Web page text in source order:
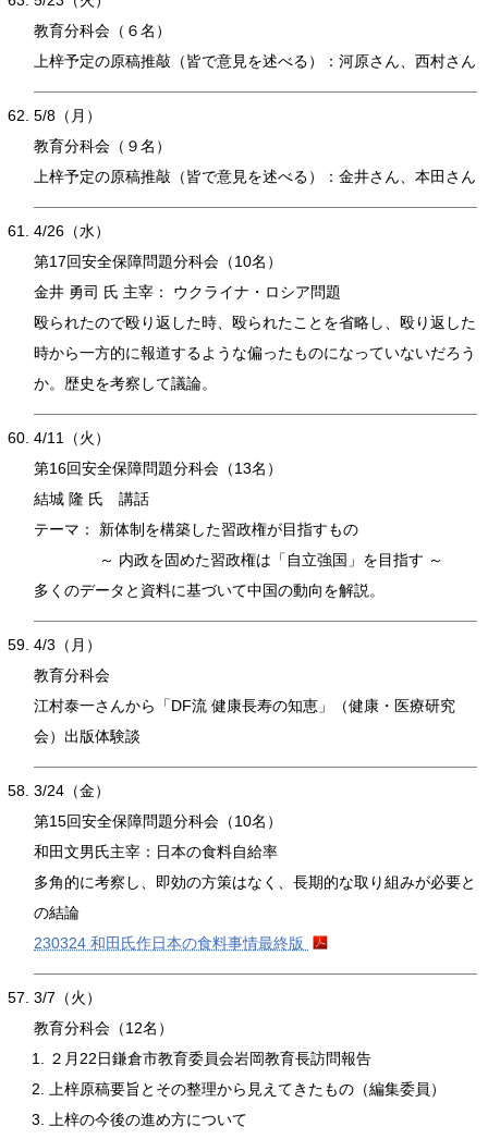
教育分科会（６名）
上梓予定の原稿推敲（皆で意見を述べる）：河原さん、西村さん
5/8（月）
教育分科会（９名）
上梓予定の原稿推敲（皆で意見を述べる）：金井さん、本田さん
4/26（水）
第17回安全保障問題分科会（10名）
金井 勇司 氏 主宰： ウクライナ・ロシア問題
殴られたので殴り返した時、殴られたことを省略し、殴り返した
時から一方的に報道するような偏ったものになっていないだろう
か。歴史を考察して議論。
4/11（火）
第16回安全保障問題分科会（13名）
結城 隆 氏 講話
テーマ： 新体制を構築した習政権が目指すもの
～ 内政を固めた習政権は「自立強国」を目指す ～
多くのデータと資料に基づいて中国の動向を解説。
4/3（月）
教育分科会
江村泰一さんから「DF流 健康長寿の知恵」（健康・医療研究
会）出版体験談
3/24（金）
第15回安全保障問題分科会（10名）
和田文男氏主宰：日本の食料自給率
多角的に考察し、即効の方策はなく、長期的な取り組みが必要と
の結論
230324 和田氏作日本の食料事情最終版
3/7（火）
教育分科会（12名）
２月22日鎌倉市教育委員会岩岡教育長訪問報告
上梓原稿要旨とその整理から見えてきたもの（編集委員）
上梓の今後の進め方について